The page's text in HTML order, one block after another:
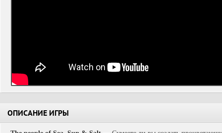
ОПИСАНИЕ ИГРЫ